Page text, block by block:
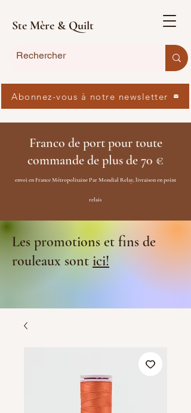
Ste Mère & Quilt
Franco de port pour toute
commande de plus de 70 €
envoi en France Métropolitaine Par Mondial Relay, livraison en point
relais
Les promotions et fins de
rouleaux sontici!
Abonnez-vous à notre newsletter